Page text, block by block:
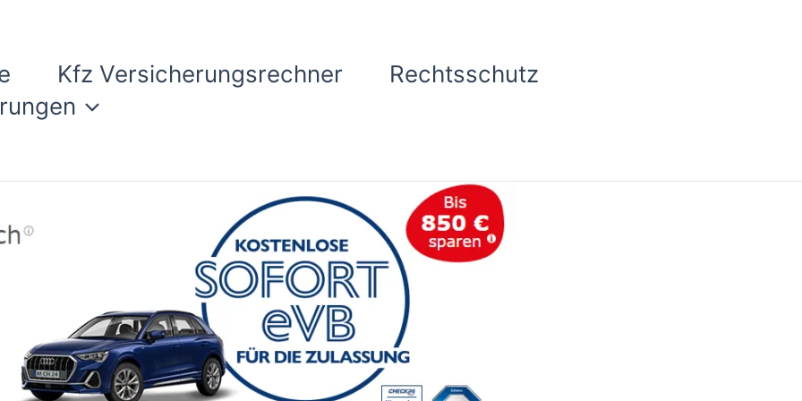
Kfz Versicherungsrechner
Rechtsschutz